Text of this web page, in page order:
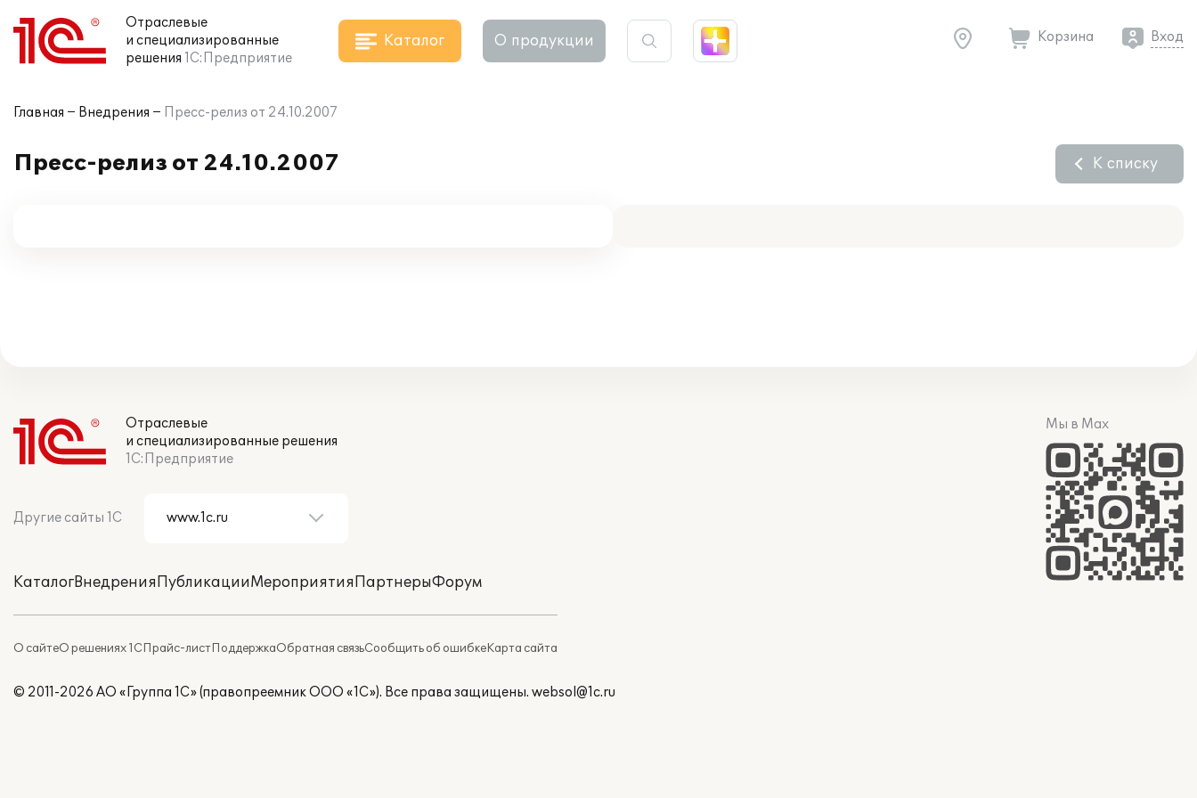
Отраслевые
и специализированные
решения 1С:Предприятие
Каталог О продукции Корзина Вход
Главная Внедрения Пресс-релиз от 24.10.2007
Пресс-релиз от 24.10.2007 К списку
Отраслевые
и специализированные решения
1С:Предприятие
Другие сайты 1С
КаталогВнедренияПубликацииМероприятияПартнерыФорум
О сайтеО решениях 1СПрайс-листПоддержкаОбратная связьСообщить об ошибкеКарта сайта
Мы в Max
© 2011-2026 АО «Группа 1С» (правопреемник ООО «1С»). Все права защищены. websol@1c.ru